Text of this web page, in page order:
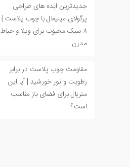
جدیدترین ایده های طراحی
پرگولای مینیمال با چوب پلاست |
۸ سبک محبوب برای ویلا و حیاط
مدرن
مقاومت چوب پلاست در برابر
رطوبت و نور خورشید | آیا این
متریال برای فضای باز مناسب
است؟